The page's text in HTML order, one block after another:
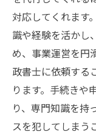
対応してくれます
識や経験を活かし
め、事業運営を円
政書士に依頼する
ります。手続きや
り、専門知識を持
スを犯してしまう